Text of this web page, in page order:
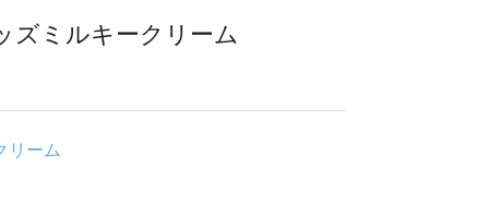
ミルキークリーム
リーム